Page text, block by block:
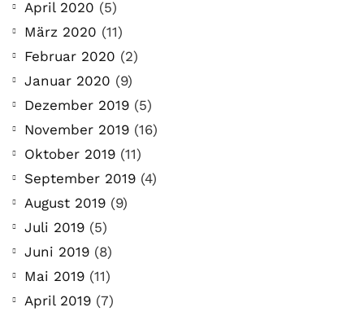
April 2020 (5)
März 2020 (11)
Februar 2020 (2)
Januar 2020 (9)
Dezember 2019 (5)
November 2019 (16)
Oktober 2019 (11)
September 2019 (4)
August 2019 (9)
Juli 2019 (5)
Juni 2019 (8)
Mai 2019 (11)
April 2019 (7)